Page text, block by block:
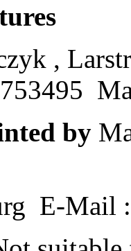
,
by
E-Mail